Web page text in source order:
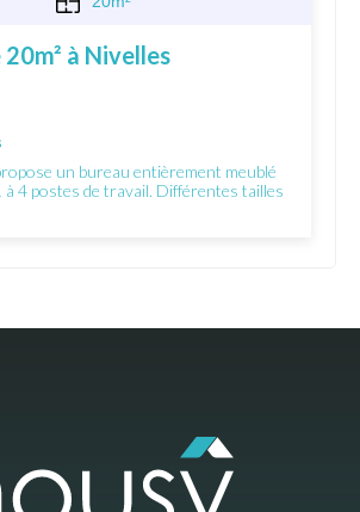
à Nivelles
un bureau entièrement meublé
à 4 postes de travail. Différentes tailles